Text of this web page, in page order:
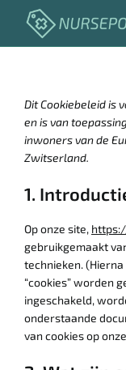
Werken in de zorg
Hulpmiddelen
Vacaturebank
Dit Cookiebeleid is
en is van
inwoners van de
Zwitserland.
1.
Op onze site,
gebruikgemaakt
technieken.
“cookies” worden
ingeschakeld,
onderstaande
van cookies op